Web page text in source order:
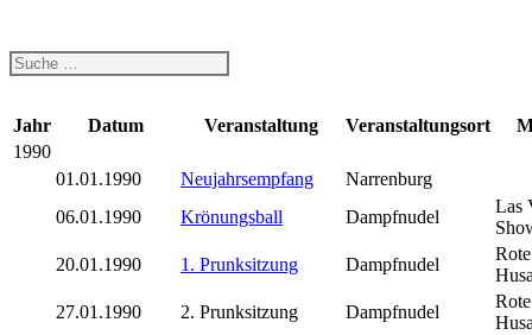
Jahr Datum Veranstaltung Veranstaltungsort
1990
01.01.1990
Neujahrsempfang
Narrenburg
06.01.1990
Krönungsball Dampfnudel
Las
20.01.1990
1. Prunksitzung Dampfnudel
Rote
27.01.1990
2. Prunksitzung Dampfnudel
Rote